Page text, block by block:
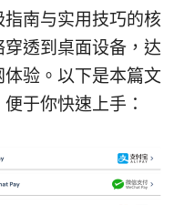
南与实用技巧的核
透到桌面设备，达
验。以下是本篇文
于你快速上手：